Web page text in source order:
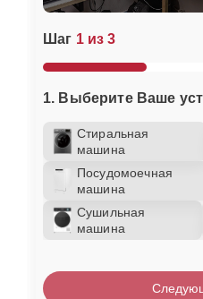
Шаг 1 из 3
1. Выберите Ваше
Стиральная
машина
Посудомоечная
машина
Сушильная
машина